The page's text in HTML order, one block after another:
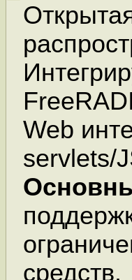
Web
servlets/
средств.